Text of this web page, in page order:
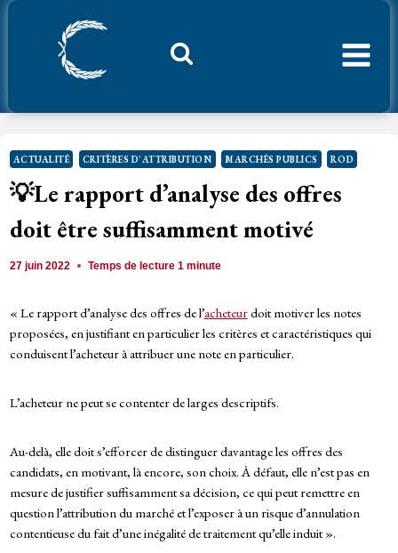
Aller
ACTUALITÉ CRITÈRES D'ATTRIBUTION MARCHÉS PUBLICS ROD
💡Le rapport d’analyse des offres
doit être suffisamment motivé
27 juin 2022 Temps de lecture1 minute
« Le rapport d’analyse des offres de l’acheteurdoit motiver les notes
proposées, en justifiant en particulier les critères et caractéristiques qui
conduisent l’acheteur à attribuer une note en particulier.
L’acheteur ne peut se contenter de larges descriptifs.
Au-delà, elle doit s’efforcer de distinguer davantage les offres des
candidats, en motivant, là encore, son choix. À défaut, elle n’est pas en
mesure de justifier suffisamment sa décision, ce qui peut remettre en
question l’attribution du marché et l’exposer à un risque d’annulation
contentieuse du fait d’une inégalité de traitement qu’elle induit ».